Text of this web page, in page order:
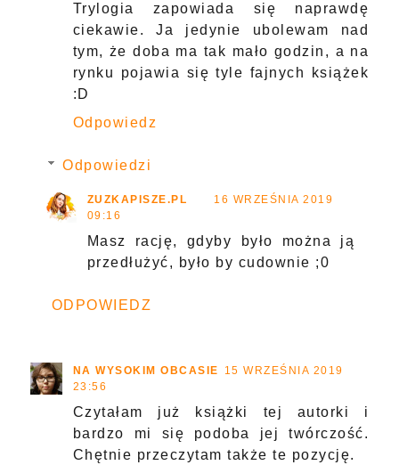
Trylogia zapowiada się naprawdę
ciekawie. Ja jedynie ubolewam nad
tym, że doba ma tak mało godzin, a na
rynku pojawia się tyle fajnych książek
:D
Odpowiedz
Odpowiedzi
ZUZKAPISZE.PL
16 WRZEŚNIA 2019
09:16
Masz rację, gdyby było można ją
przedłużyć, było by cudownie ;0
ODPOWIEDZ
NA WYSOKIM OBCASIE
15 WRZEŚNIA 2019
23:56
Czytałam już książki tej autorki i
bardzo mi się podoba jej twórczość.
Chętnie przeczytam także te pozycję.